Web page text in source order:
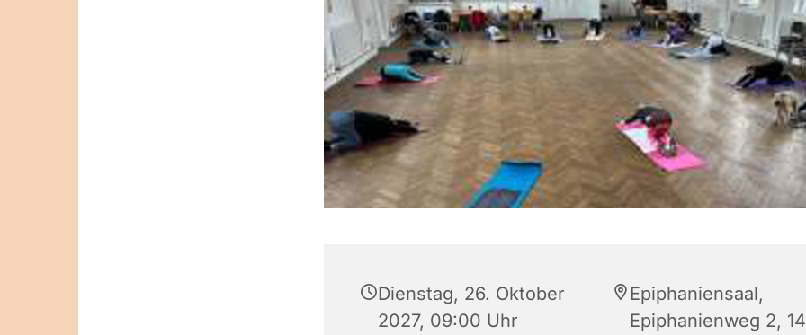
Dienstag, 26. Oktober
2027, 09:00 Uhr
Epiphaniensaal,
Epiphanienweg 2,